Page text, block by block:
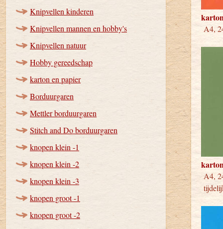
Knipvellen kinderen
Knipvellen mannen en hobby's
Knipvellen natuur
Hobby gereedschap
karton en papier
Borduurgaren
Mettler borduurgaren
Stitch and Do borduurgaren
knopen klein -1
knopen klein -2
knopen klein -3
knopen groot -1
knopen groot -2
A4,
A4,